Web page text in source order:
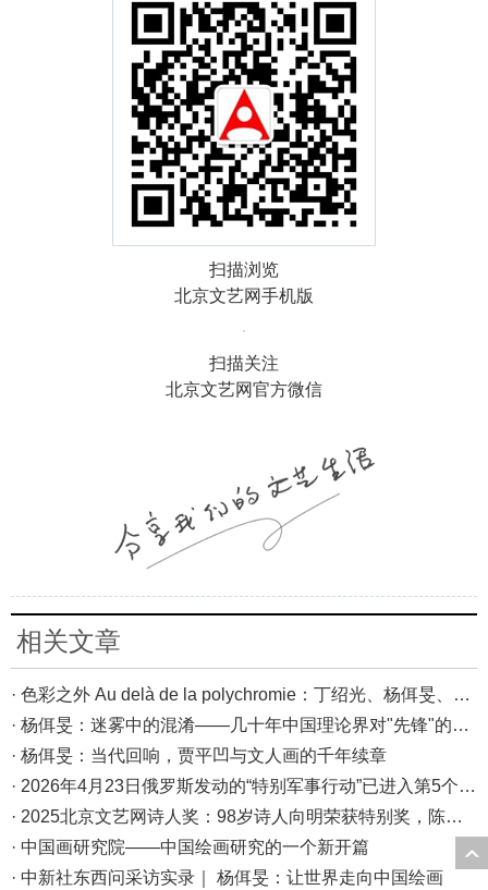
扫描浏览
北京文艺网手机版
扫描关注
北京文艺网官方微信
相关文章
· 色彩之外 Au delà de la polychromie：丁绍光、杨佴旻、Alain Cardenas·Castro巴黎展
· 杨佴旻：迷雾中的混淆——几十年中国理论界对"先锋"的误读，对创作的误导
· 杨佴旻：当代回响，贾平凹与文人画的千年续章
· 2026年4月23日俄罗斯发动的“特别军事行动”已进入第5个年头，俄乌局势最新综述
· 2025北京文艺网诗人奖：98岁诗人向明荣获特别奖，陈东东荣获诗人奖，茱萸荣获年度诗人奖！
· 中国画研究院——中国绘画研究的一个新开篇
· 中新社东西问采访实录｜ 杨佴旻：让世界走向中国绘画